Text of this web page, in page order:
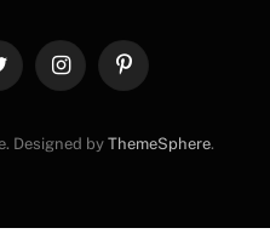
InstagramPinterest
Designed by ThemeSphere.